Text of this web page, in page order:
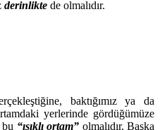
derinlikte de olmalıdır.
baktığımız ya da
yerlerinde gördüğümüze
“ışıklı ortam” olmalıdır. Başka